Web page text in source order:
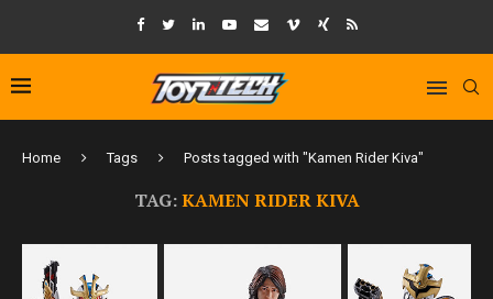
Home Tags Posts tagged with "Kamen Rider Kiva"
TAG:KAMEN RIDER KIVA